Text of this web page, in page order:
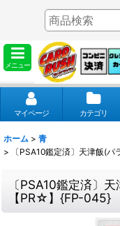
メニュー
マイページ カテゴリ
ホーム > 青
>
〔PSA10鑑定済〕天津飯(
〔PSA10鑑定済〕
【PR☆】{FP-045}